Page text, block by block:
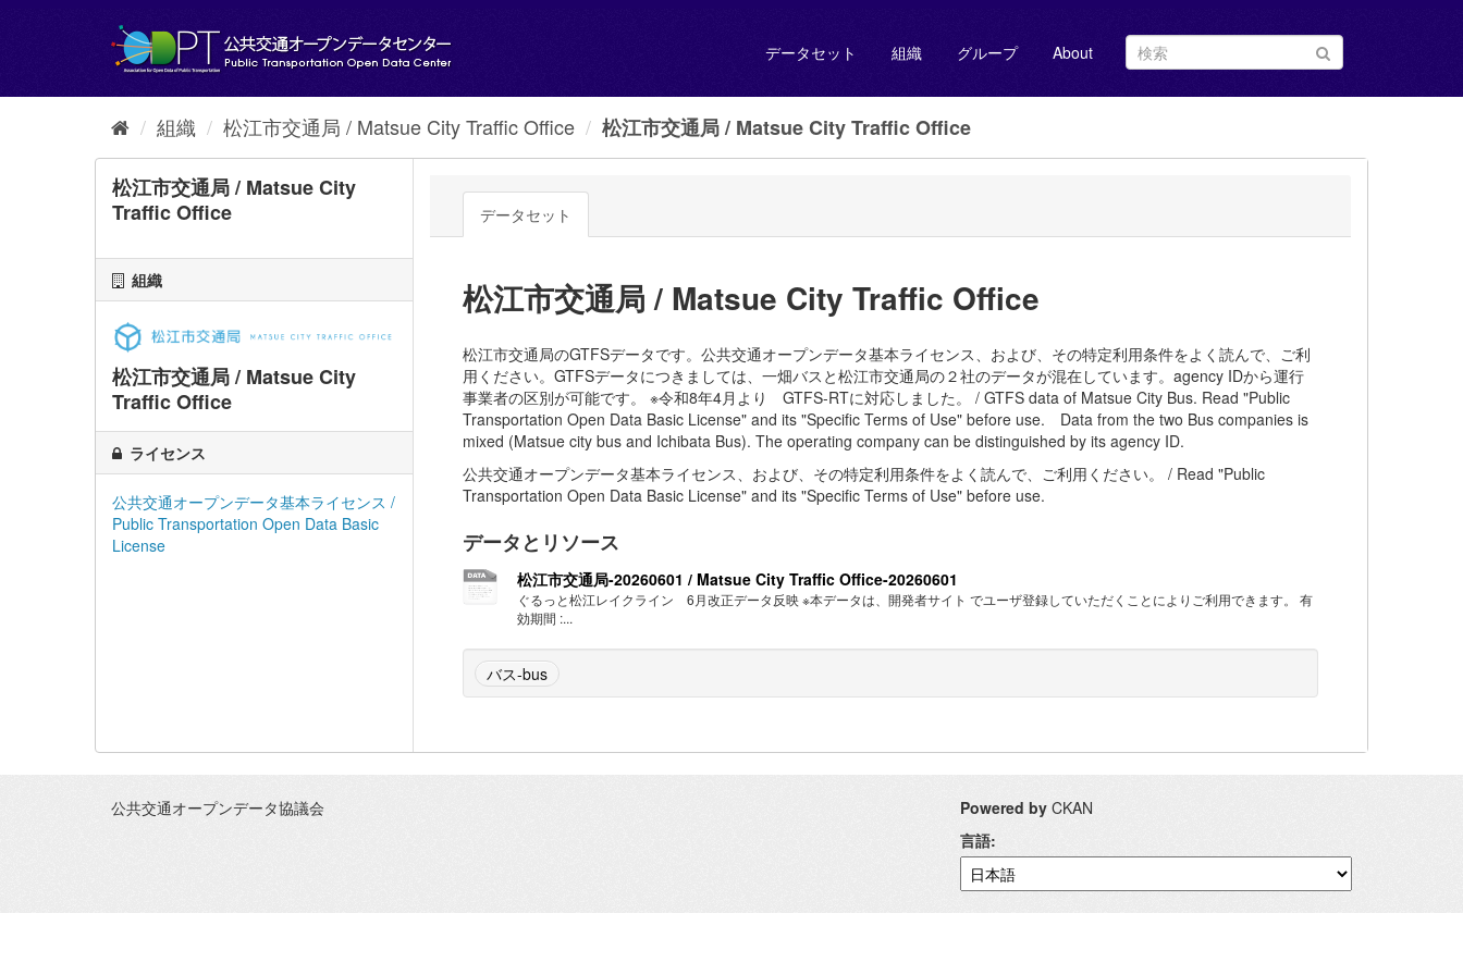
し
データセット 組織 グループ About
組織 松江市交通局 / Matsue City Traffic Office 松江市交通局 / Matsue City Traffic Office
松江市交通局 / Matsue City
Traffic Office
組織
松江市交通局 / Matsue City
Traffic Office
ライセンス
公共交通オープンデータ基本ライセンス /
Public Transportation Open Data Basic
License
データセット
松江市交通局 / Matsue City Traffic Office
松江市交通局のGTFSデータです。公共交通オープンデータ基本ライセンス、および、その特定利用条件をよく読んで、ご利
用ください。GTFSデータにつきましては、一畑バスと松江市交通局の２社のデータが混在しています。agency IDから運行
事業者の区別が可能です。 ※令和8年4月より GTFS-RTに対応しました。 / GTFS data of Matsue City Bus. Read "Public
Transportation Open Data Basic License" and its "Specific Terms of Use" before use. Data from the two Bus companies is
mixed (Matsue city bus and Ichibata Bus). The operating company can be distinguished by its agency ID.
公共交通オープンデータ基本ライセンス、および、その特定利用条件をよく読んで、ご利用ください。 / Read "Public
Transportation Open Data Basic License" and its "Specific Terms of Use" before use.
データとリソース
松江市交通局-20260601 / Matsue City Traffic Office-20260601
ぐるっと松江レイクライン 6月改正データ反映 ※本データは、開発者サイト でユーザ登録していただくことによりご利用できます。 有
効期間 :...
バス-bus
公共交通オープンデータ協議会 Powered by CKAN
言語